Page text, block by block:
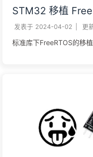
STM32 移植
发表于 2024-04-02 更
标准库下FreeRTOS的移植